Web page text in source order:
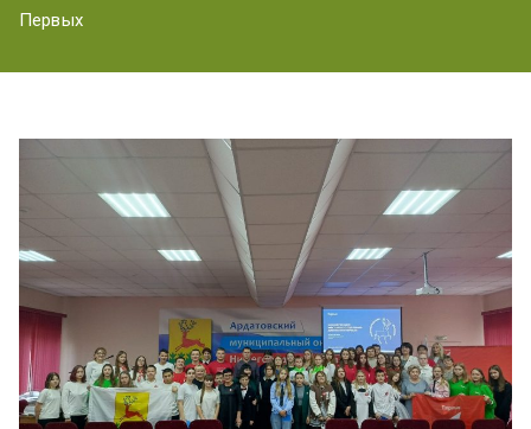
Техник
ум
Первых